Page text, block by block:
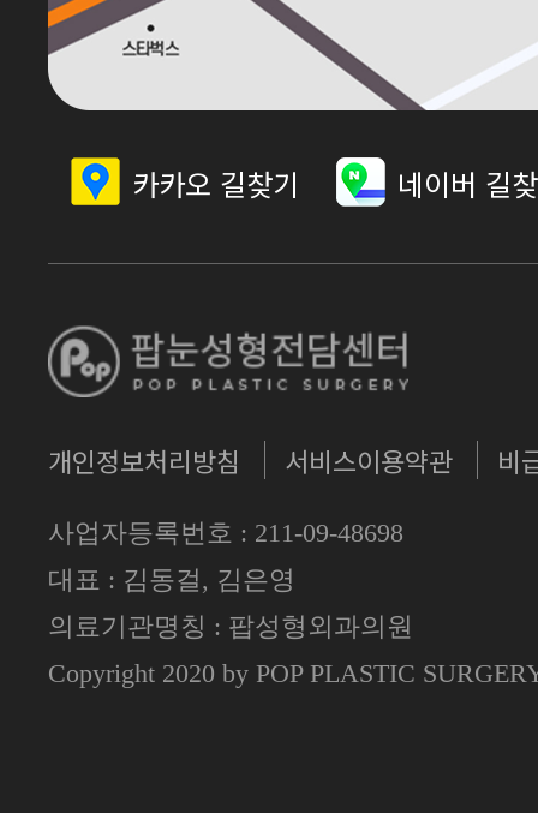
카카오 길찾기 네이버 길
개인정보처리방침 서비스이용약관 비
사업자등록번호 : 211-09-48698
대표 : 김동걸, 김은영
의료기관명칭 : 팝성형외과의원
Copyright 2020 by POP PLASTIC